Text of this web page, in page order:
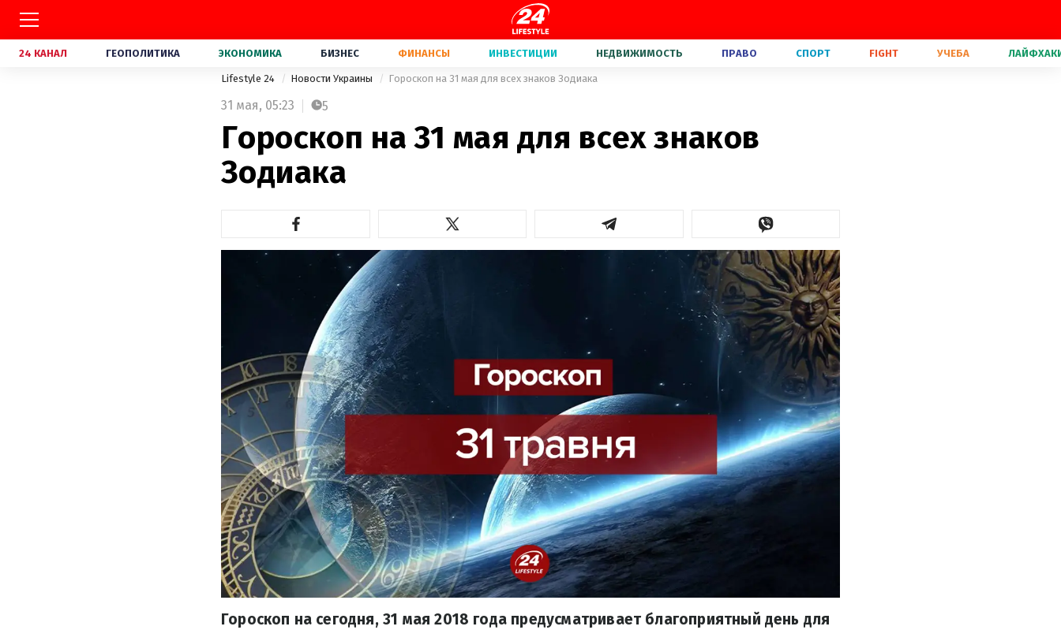
24 КАНАЛ ГЕОПОЛИТИКА ЭКОНОМИКА БИЗНЕС ФИНАНСЫ ИНВЕСТИЦИИ НЕДВИЖИМОСТЬ ПРАВО СПОРТ FIGHT УЧЕБА
Lifestyle 24 Новости Украины Гороскоп на 31 мая для всех знаков Зодиака
31 мая, 05:23 5
Гороскоп на 31 мая для всех знаков
Зодиака
Гороскоп на сегодня, 31 мая 2018 года предусматривает благоприятный день для